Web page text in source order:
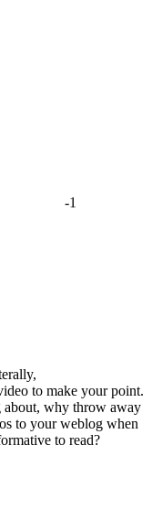
-1
to make your point.
why throw away
to your weblog when
to read?